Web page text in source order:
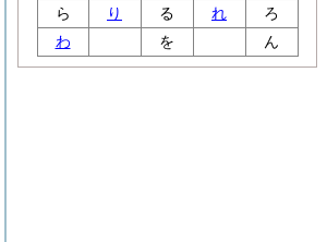
ら
り る れ
ろ
わ
を ん